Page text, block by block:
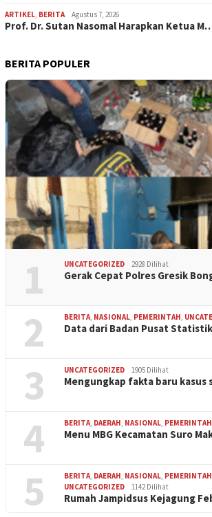
ARTIKEL BERITA Agustus 7, 2026
Prof. Dr. Sutan Nasomal Harapkan Ketua
BERITA POPULER
1 UNCATEGORIZED 2928 Dilihat
Gerak Cepat Polres Gresik
2 BERITA NASIONAL PEMERINTAH
Data dari Badan Pusat
3 UNCATEGORIZED 1905 Dilihat
Mengungkap fakta baru
4 BERITA DAERAH NASIONAL PEMERINTAH
Menu MBG Kecamatan Suro
5 BERITA DAERAH NASIONAL PEMERINTAH
UNCATEGORIZED
1142 Dilihat
Rumah Jampidsus Kejagung